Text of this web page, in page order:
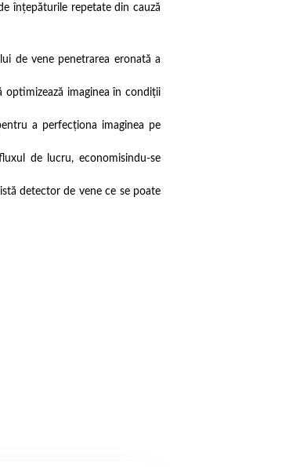
înțepăturile repetate din cauză
de vene penetrarea eronată a
optimizează imaginea în condiții
a perfecționa imaginea pe
de lucru, economisindu-se
detector de vene ce se poate